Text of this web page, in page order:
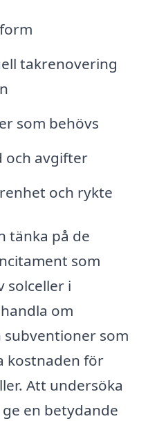
takrenovering
som behövs
och avgifter
och rykte
tänka på de
som
solceller i
om
som
kostnaden för
Att undersöka
en betydande